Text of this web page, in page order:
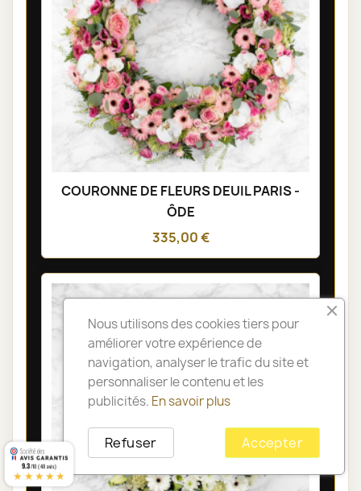
COURONNE DE FLEURS DEUIL PARIS -
ÔDE
335,00 €
Nous utilisons des cookies tiers pour
améliorer votre expérience de
navigation, analyser le trafic du site et
personnaliser le contenu et les
publicités. En savoir plus
Accepter
Refuser
9.3/10 (48 avis)
★★★★★